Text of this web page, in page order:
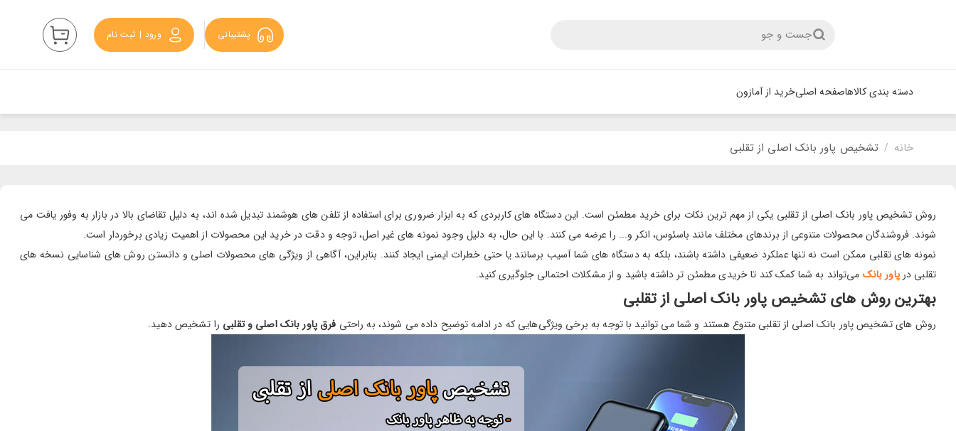
جست و جو پشتیبانی ورود | ثبت نام
دسته بندی کالاهاصفحه اصلیخرید از آمازون
خانه / تشخیص پاور بانک اصلی از تقلبی
روش تشخیص پاور بانک اصلی از تقلبی یکی از مهم ترین نکات برای خرید مطمئن است. این دستگاه های کاربردی که به ابزار ضروری برای استفاده از تلفن های هوشمند تبدیل شده اند، به دلیل تقاضای بالا در بازار به وفور یافت می
شوند. فروشندگان محصولات متنوعی از برندهای مختلف مانند باسئوس، انکر و... را عرضه می کنند. با این حال، به دلیل وجود نمونه های غیر اصل، توجه و دقت در خرید این محصولات از اهمیت زیادی برخوردار است.
نمونه های تقلبی ممکن است نه تنها عملکرد ضعیفی داشته باشند، بلکه به دستگاه های شما آسیب برسانند یا حتی خطرات ایمنی ایجاد کنند. بنابراین، آگاهی از ویژگی های محصولات اصلی و دانستن روش های شناسایی نسخه های
تقلبی درپاور بانک می‌تواند به شما کمک کند تا خریدی مطمئن تر داشته باشید و از مشکلات احتمالی جلوگیری کنید.
بهترین روش های تشخیص پاور بانک اصلی از تقلبی
روش های تشخیص پاور بانک اصلی از تقلبی متنوع هستند و شما می توانید با توجه به برخی ویژگی‌هایی که در ادامه توضیح داده می شوند، به راحتی فرق پاور بانک اصلی و تقلبی را تشخیص دهید.